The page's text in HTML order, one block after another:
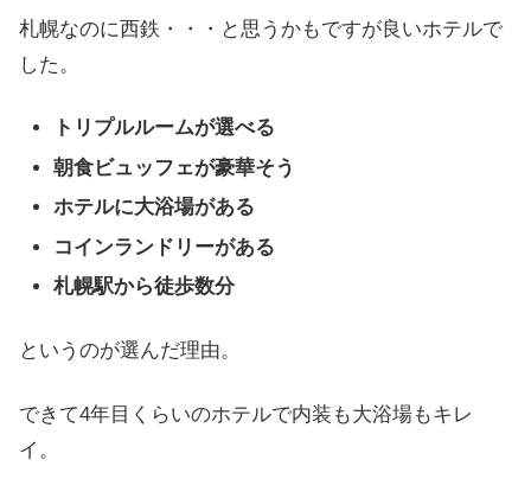
札幌なのに西鉄・・・と思うかもですが良いホテルで
した。
トリプルルームが選べる
朝食ビュッフェが豪華そう
ホテルに大浴場がある
コインランドリーがある
札幌駅から徒歩数分
というのが選んだ理由。
できて4年目くらいのホテルで内装も大浴場もキレ
イ。